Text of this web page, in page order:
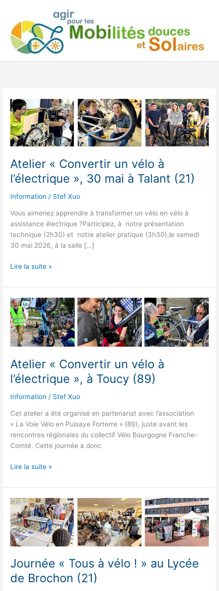
contenu
Atelier « Convertir un vélo à
l’électrique », 30 mai à Talant (21)
Information / Stef Xuo
Vous aimeriez apprendre à transformer un vélo en vélo à
assistance électrique ?Participez, à notre présentation
technique (2h30) et notre atelier pratique (3h30),le samedi
30 mai 2026, à la salle […]
Atelier
un
vélo
à
l’électrique »,
30
mai
Talant
(21)
Lire la suite »
Atelier « Convertir un vélo à
l’électrique », à Toucy (89)
Information / Stef Xuo
Cet atelier a été organisé en partenariat avec l’association
« La Voie Vélo en Puisaye Forterre » (89), juste avant les
rencontres régionales du collectif Vélo Bourgogne Franche-
Comté. Cette journée a donc
Atelier
un
vélo
l’électrique »,
à
Toucy
Lire la suite »
Journée « Tous à vélo ! » au Lycée
de Brochon (21)